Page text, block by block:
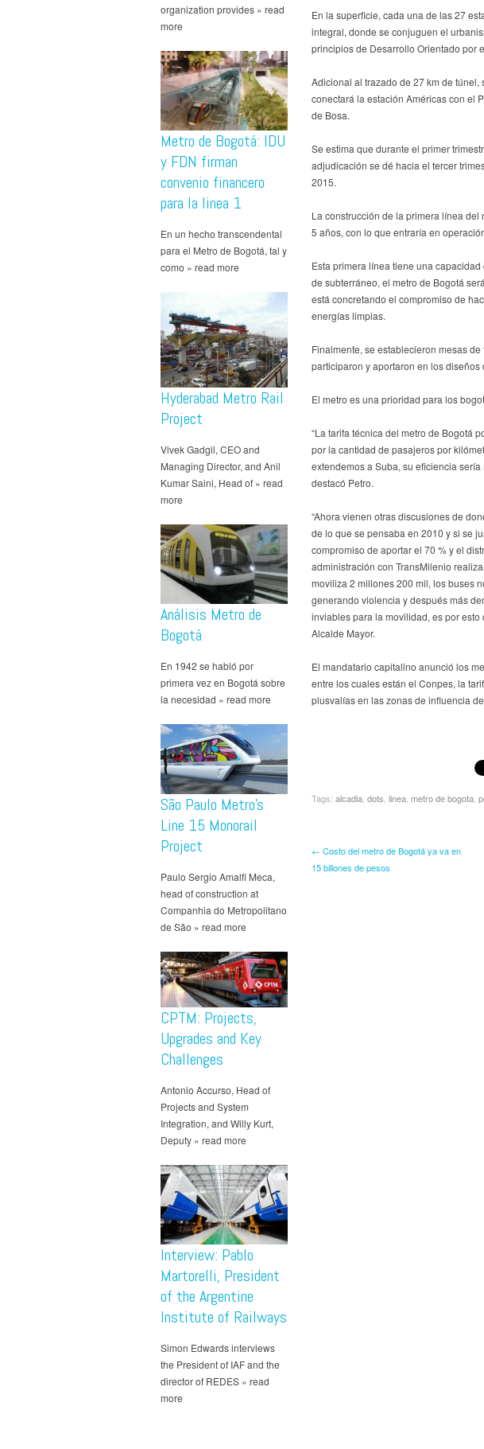
organization provides » read
more
Metro de Bogotá: IDU
y FDN firman
convenio financero
para la linea 1
En un hecho transcendental
para el Metro de Bogotá, tal y
como » read more
Hyderabad Metro Rail
Project
Vivek Gadgil, CEO and
Managing Director, and Anil
Kumar Saini, Head of » read
more
Análisis Metro de
Bogotá
En 1942 se habló por
primera vez en Bogotá sobre
la necesidad » read more
São Paulo Metro’s
Line 15 Monorail
Project
Paulo Sergio Amalfi Meca,
head of construction at
Companhia do Metropolitano
de São » read more
CPTM: Projects,
Upgrades and Key
Challenges
Antonio Accurso, Head of
Projects and System
Integration, and Willy Kurt,
Deputy » read more
Interview: Pablo
Martorelli, President
of the Argentine
Institute of Railways
Simon Edwards interviews
the President of IAF and the
director of REDES » read
more
En la superficie, cada una de las 27
integral, donde se conjuguen el
principios de Desarrollo Orientado por
Adicional al trazado de 27 km de
conectará la estación Américas con el
de Bosa.
Se estima que durante el primer
adjudicación se dé hacia el tercer
2015.
La construcción de la primera línea
5 años, con lo que entraría en
Esta primera línea tiene una
de subterráneo, el metro de Bogotá
está concretando el compromiso de
energías limpias.
Finalmente, se establecieron mesas
participaron y aportaron en los diseños
El metro es una prioridad para los
“La tarifa técnica del metro de Bogotá
por la cantidad de pasajeros por
extendemos a Suba, su eficiencia
destacó Petro.
“Ahora vienen otras discusiones de
de lo que se pensaba en 2010 y si se
compromiso de aportar el 70 % y el
administración con TransMilenio
moviliza 2 millones 200 mil, los buses
generando violencia y después más
inviables para la movilidad, es por
Alcalde Mayor.
El mandatario capitalino anunció los
entre los cuales están el Conpes, la
plusvalías en las zonas de influencia
Tags: alcadia dots linea metro de bogota
← Costo del metro de Bogotá ya va en
15 billones de pesos